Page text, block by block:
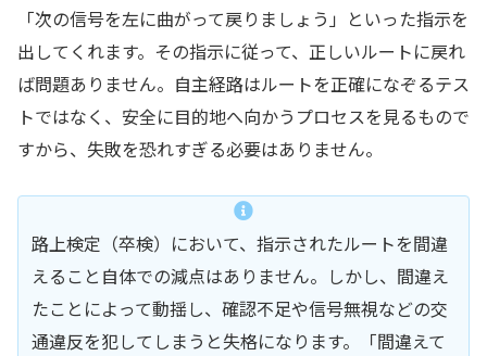
「次の信号を左に曲がって戻りましょう」といった指示を
出してくれます。その指示に従って、正しいルートに戻れ
ば問題ありません。自主経路はルートを正確になぞるテス
トではなく、安全に目的地へ向かうプロセスを見るもので
すから、失敗を恐れすぎる必要はありません。
路上検定（卒検）において、指示されたルートを間違
えること自体での減点はありません。しかし、間違え
たことによって動揺し、確認不足や信号無視などの交
通違反を犯してしまうと失格になります。「間違えて